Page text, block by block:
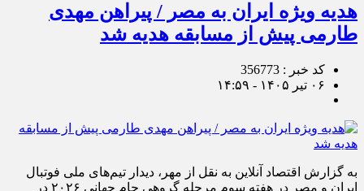
هدیه ویژه ایران به مصر / پیراهن مهدی
طارمی پیش از مسابقه هدیه شد
کد خبر : 356773
۰۶ تیر ۱۴۰۵ - ۱۴:۵۹
به گزارش اقتصاد آنلاین به نقل از مهر، دیدار تیم‌های ملی فوتبال
ایران و مصر در هفته سوم مرحله گروهی جام جهانی ۲۰۲۶ در